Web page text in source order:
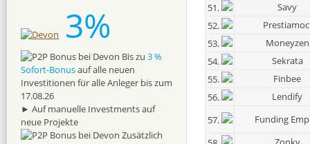
51.
Savy
52.
53.
Moneyzen
54.
Sekrata
55.
Finbee
56.
Lendify
57.
Funding
3%
Bis zu 3 %
Sofort-Bonusauf alle neuen
Investitionen für alle Anleger bis zum
17.08.26
► Auf manuelle Investments auf
neue Projekte
Zusätzlich